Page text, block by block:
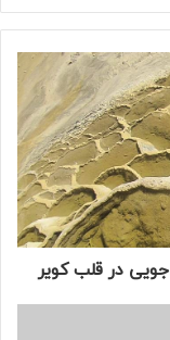
در قلب کویر